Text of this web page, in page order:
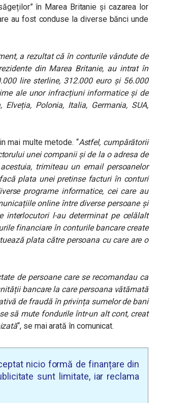
în Marea Britanie și cazarea lor
au fost conduse la diverse bănci unde
a rezultat că în conturile vândute de
din Marea Britanie, au intrat în
lire sterline, 312.000 euro și 56.000
ale unor infracțiuni informatice și de
Polonia, Italia, Germania, SUA,
mai multe metode. “Astfel, cumpărătorii
unei companii și de la o adresa de
trimiteau un email persoanelor
plata unei pretinse facturi în conturi
programe informatice, cei care au
online între diverse persoane și
interlocutori l-au determinat pe celălalt
financiare în conturile bancare create
plata către persoana cu care are o
de persoane care se recomandau ca
bancare la care persoana vătămată
de fraudă în privința sumelor de bani
să mute fondurile într-un alt cont, creat
“, se mai arată în comunicat.
nicio formă de finanțare din
sunt limitate, iar reclama